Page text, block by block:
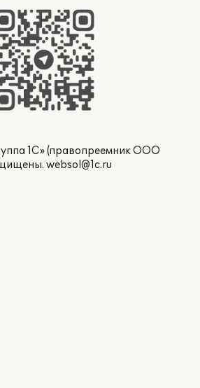
1С» (правопреемник ООО
websol@1c.ru